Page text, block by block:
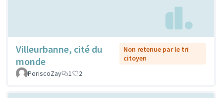
Villeurbanne, cité du
monde
Non retenue par le tri
citoyen
PeriscoZay
1 2